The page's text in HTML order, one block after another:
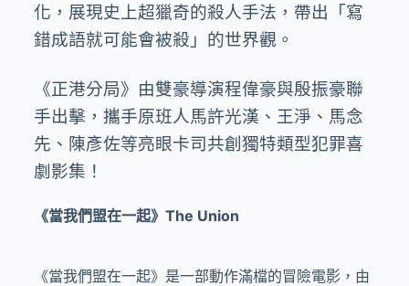
化，展現史上超獵奇的殺人手法，帶出「寫
錯成語就可能會被殺」的世界觀。
《正港分局》由雙豪導演程偉豪與殷振豪聯
手出擊，攜手原班人馬許光漢、王淨、馬念
先、陳彥佐等亮眼卡司共創獨特類型犯罪喜
劇影集！
《當我們盟在一起》The Union
《當我們盟在一起》是一部動作滿檔的冒險電影，由